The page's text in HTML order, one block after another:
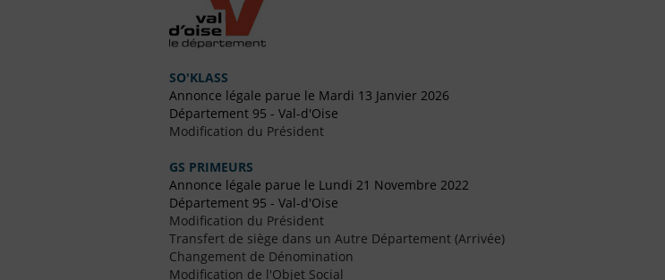
SO'KLASS
Annonce légale parue le Mardi 13 Janvier 2026
Département 95 - Val-d'Oise
Modification du Président
GS PRIMEURS
Annonce légale parue le Lundi 21 Novembre 2022
Département 95 - Val-d'Oise
Modification du Président
Transfert de siège dans un Autre Département (Arrivée)
Changement de Dénomination
Modification de l'Objet Social